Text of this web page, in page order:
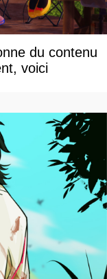
du contenu
voici